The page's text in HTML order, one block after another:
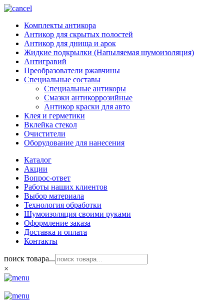
Комплекты антикора
Антикор для скрытых полостей
Антикор для днища и арок
Жидкие подкрылки (Напыляемая шумоизоляция)
Антигравий
Преобразователи ржавчины
Специальные составы
Специальные антикоры
Смазки антикоррозийные
Антикор краски для авто
Клея и герметики
Вклейка стекол
Очистители
Оборудование для нанесения
Каталог
Акции
Вопрос-ответ
Работы наших клиентов
Выбор материала
Технология обработки
Шумоизоляция своими руками
Оформление заказа
Доставка и оплата
Контакты
поиск товара...
×